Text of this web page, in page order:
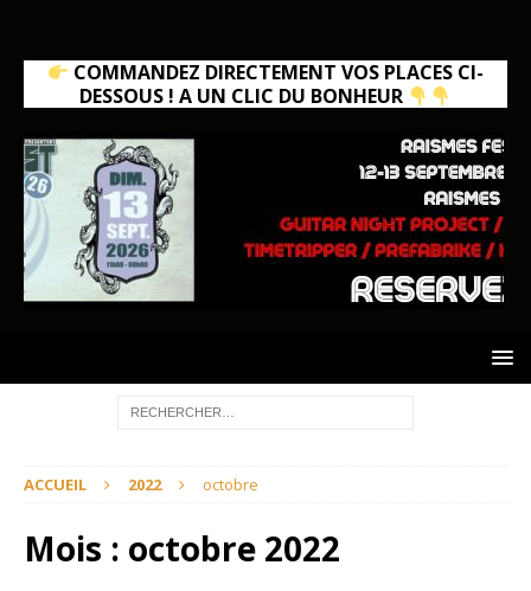
COMMANDEZ DIRECTEMENT VOS PLACES CI-
DESSOUS ! A UN CLIC DU BONHEUR
ACCUEIL 2022 octobre
Mois : octobre 2022